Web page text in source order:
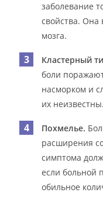
заболевание
свойства.
мозга.
Кластерный
боли
насморком и
их неизвестны.
Похмелье.
расширения
симптома
если больной
обильное